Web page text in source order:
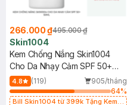
266.000 ₫495.000 ₫
Skin1004
Kem Chống Nắng Skin1004
Cho Da Nhạy Cảm SPF 50+
50ml
4.8 (119)
905/tháng
64%
Bill Skin1004 từ 399k Tặng Kem